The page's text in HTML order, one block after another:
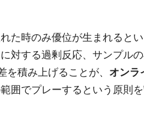
た時のみ優位が生まれると
対する過剰反応、サンプル
を積み上げることが、 オンラ
囲でプレーするという原則